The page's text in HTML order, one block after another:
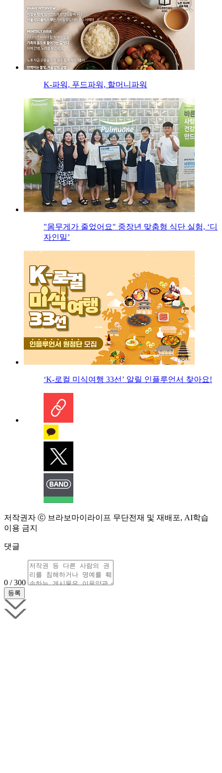
K-파워, 푸드파워, 할머니파워
"몸무게가 줄었어요" 중장년 맞춤형 식단 실험, ‘디
자인밀’
‘K-로컬 미식여행 33선’ 알릴 인플루언서 찾아요!
저작권자 ⓒ 브라보마이라이프 무단전재 및 재배포, AI학습
이용 금지
댓글
0 / 300